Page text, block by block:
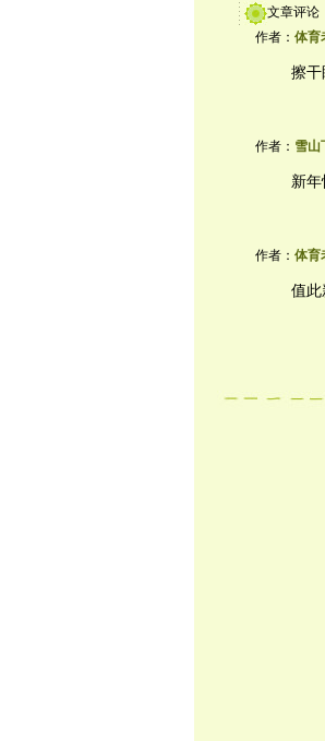
文章评论
作者： 体育
擦干
作者： 雪山
新
作者： 体育
值此